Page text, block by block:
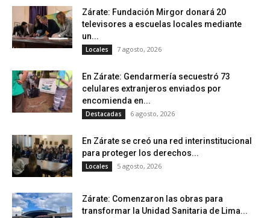
Zárate: Fundación Mirgor donará 20
televisores a escuelas locales mediante
un...
Locales 7 agosto, 2026
En Zárate: Gendarmería secuestró 73
celulares extranjeros enviados por
encomienda en...
Destacadas 6 agosto, 2026
En Zárate se creó una red interinstitucional
para proteger los derechos...
Locales 5 agosto, 2026
Zárate: Comenzaron las obras para
transformar la Unidad Sanitaria de Lima...